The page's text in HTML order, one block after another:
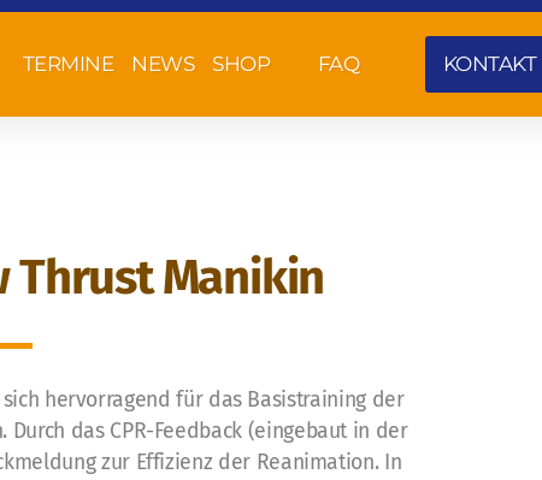
TERMINE NEWS SHOP FAQ KONTAKT
Thrust Manikin
sich hervorragend für das Basistraining der
das CPR-Feedback (eingebaut in der
zur Effizienz der Reanimation. In